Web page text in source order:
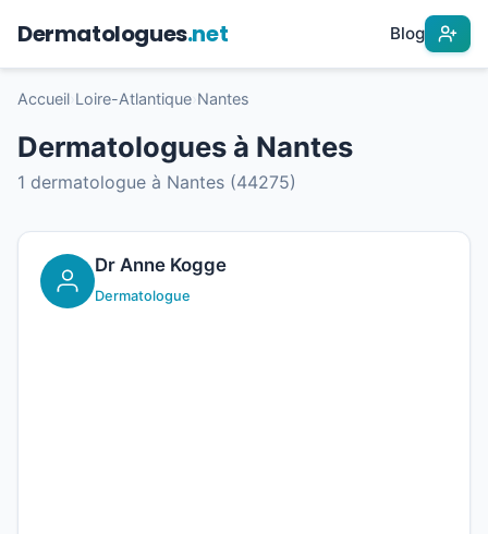
Dermatologues.net Blog
Accueil Loire-Atlantique Nantes
Dermatologues à Nantes
1 dermatologue à Nantes (44275)
Dr Anne Kogge
Dermatologue